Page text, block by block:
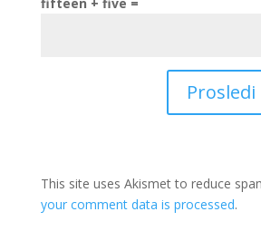
This site uses Akismet to reduce
your comment data is processed.